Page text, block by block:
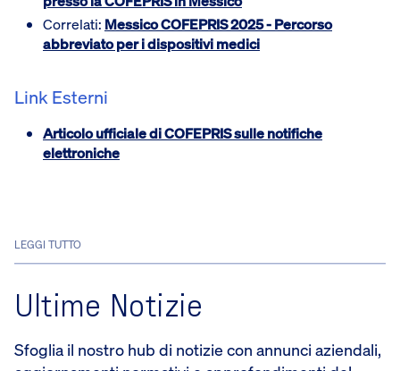
Correlati: Messico COFEPRIS 2025 - Percorso
abbreviato per i dispositivi medici
Link Esterni
Articolo ufficiale di COFEPRIS sulle notifiche
elettroniche
LEGGI TUTTO
Ultime Notizie
Sfoglia il nostro hub di notizie con annunci aziendali,